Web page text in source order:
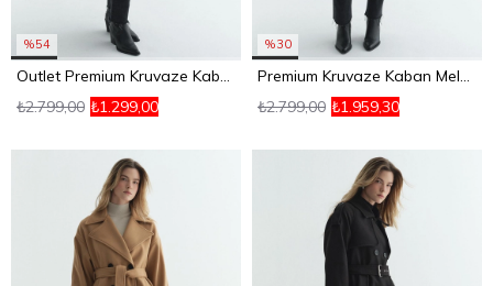
%54
Outlet Premium Kruvaze Kaban Füme
₺1.299,00
₺2.799,00
%30
Premium Kruvaze Kaban Melanj Gri
₺1.959,30
₺2.799,00